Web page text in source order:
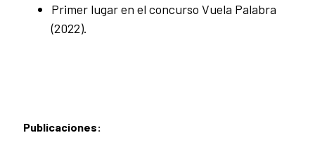
Primer lugar en el concurso Vuela Palabra
(2022).
Publicaciones: